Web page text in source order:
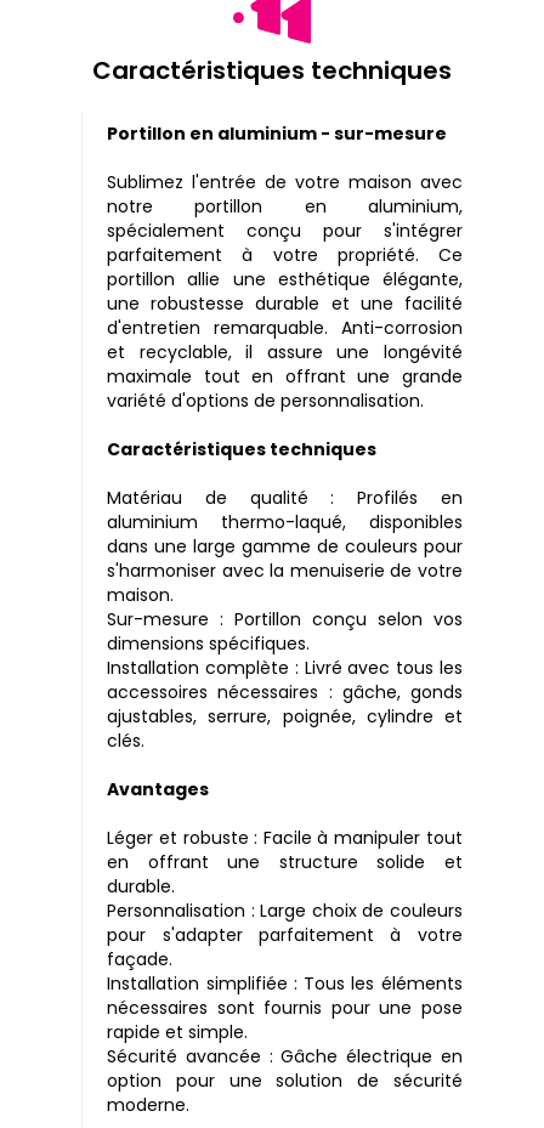
Caractéristiques techniques
Portillon en aluminium - sur-mesure
Sublimez l'entrée de votre maison avec
notre portillon en aluminium,
spécialement conçu pour s'intégrer
parfaitement à votre propriété. Ce
portillon allie une esthétique élégante,
une robustesse durable et une facilité
d'entretien remarquable. Anti-corrosion
et recyclable, il assure une longévité
maximale tout en offrant une grande
variété d'options de personnalisation.
Caractéristiques techniques
Matériau de qualité : Profilés en
aluminium thermo-laqué, disponibles
dans une large gamme de couleurs pour
s'harmoniser avec la menuiserie de votre
maison.
Sur-mesure : Portillon conçu selon vos
dimensions spécifiques.
Installation complète : Livré avec tous les
accessoires nécessaires : gâche, gonds
ajustables, serrure, poignée, cylindre et
clés.
Avantages
Léger et robuste : Facile à manipuler tout
en offrant une structure solide et
durable.
Personnalisation : Large choix de couleurs
pour s'adapter parfaitement à votre
façade.
Installation simplifiée : Tous les éléments
nécessaires sont fournis pour une pose
rapide et simple.
Sécurité avancée : Gâche électrique en
option pour une solution de sécurité
moderne.